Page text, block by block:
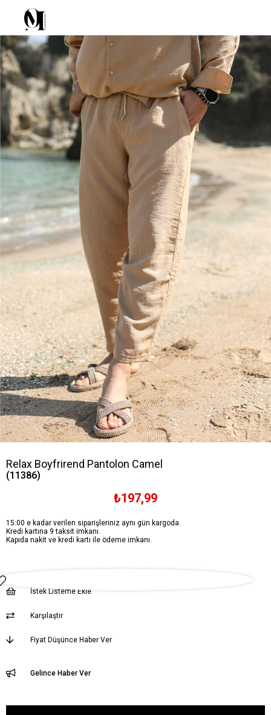
Relax Boyfrirend Pantolon Camel
(11386)
₺197,99
15:00 e kadar verilen siparişleriniz aynı gün kargoda.
Kredi kartına 9 taksit imkanı.
Kapıda nakit ve kredi kartı ile ödeme imkanı.
İstek Listeme Ekle
Karşılaştır
Fiyat Düşünce Haber Ver
Gelince Haber Ver